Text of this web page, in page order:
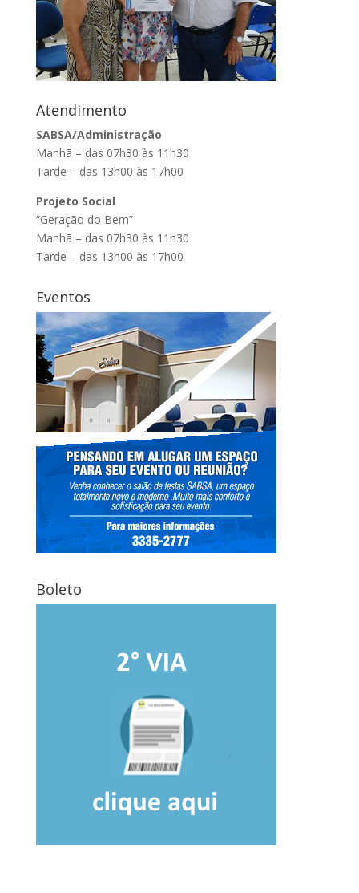
Atendimento
SABSA/Administração
Manhã – das 07h30 às 11h30
Tarde – das 13h00 às 17h00
Projeto Social
“Geração do Bem”
Manhã – das 07h30 às 11h30
Tarde – das 13h00 às 17h00
Eventos
Boleto